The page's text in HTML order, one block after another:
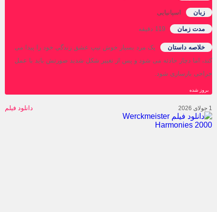
زبان اسپانیایی
مدت زمان 119 دقیقه
خلاصه داستان
یک مرد بسیار خوش تیپ عشق زندگی خود را پیدا می
اما دچار حادثه می شود و پس از تغییر شکل شدید صورتش باید با عمل
بازسازی شود.
شده
دانلود فیلم